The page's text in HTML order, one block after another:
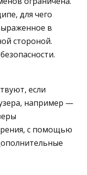
для чего
в
стороной.
если
например —
с помощью